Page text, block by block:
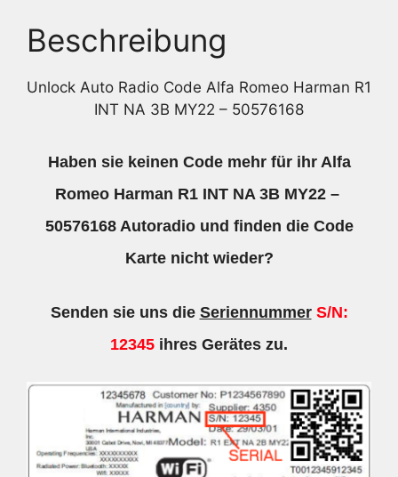
Beschreibung
Unlock Auto Radio Code Alfa Romeo Harman R1
INT NA 3B MY22 – 50576168
Haben sie keinen Code mehr für ihr Alfa
Romeo Harman R1 INT NA 3B MY22 –
50576168 Autoradio und finden die Code
Karte nicht wieder?
Senden sie uns die Seriennummer S/N:
12345 ihres Gerätes zu.